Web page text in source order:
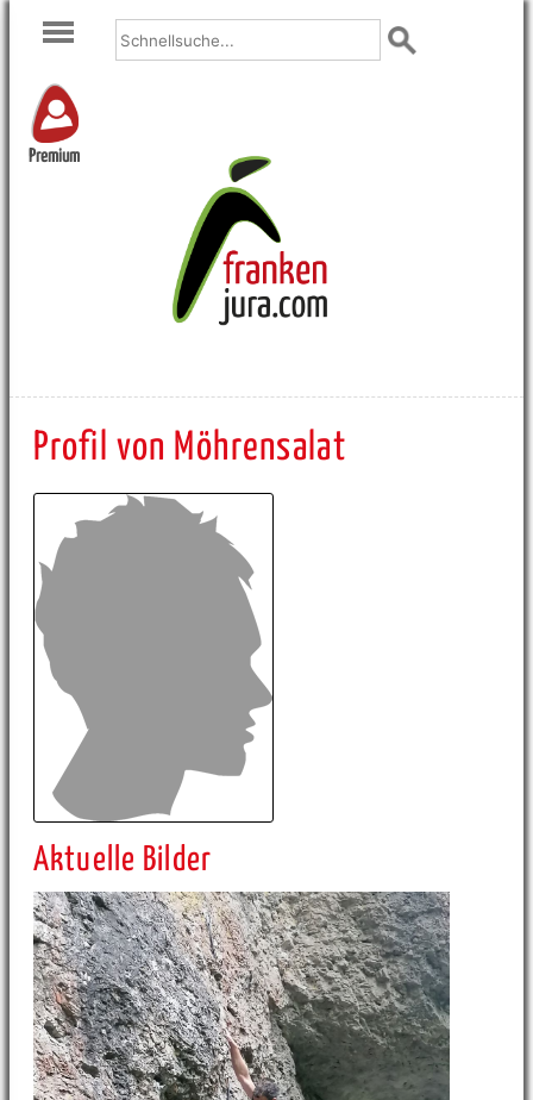
Premium
Profil von Möhrensalat
Aktuelle Bilder